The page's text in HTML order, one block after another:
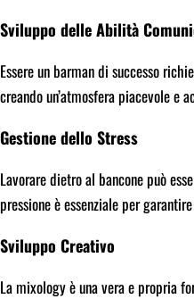
Sviluppo delle Abilità
Essere un barman di successo
creando un’atmosfera piacevole e
Gestione dello Stress
Lavorare dietro al bancone può
pressione è essenziale per
Sviluppo Creativo
La mixology è una vera e propria